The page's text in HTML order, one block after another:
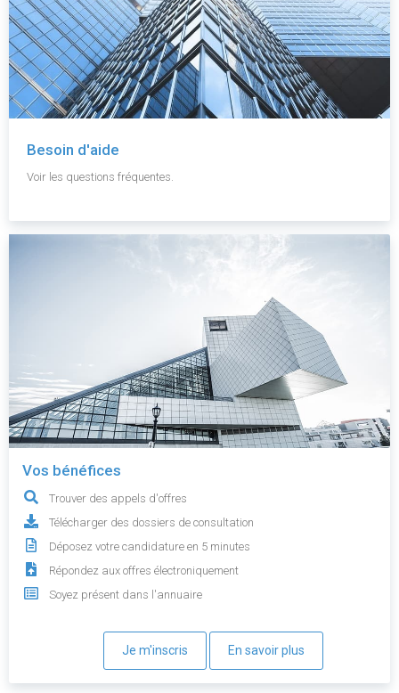
Besoin d'aide
Voir les questions fréquentes.
Vos bénéfices
Trouver des appels d'offres
Télécharger des dossiers de consultation
Déposez votre candidature en 5 minutes
Répondez aux offres électroniquement
Soyez présent dans l'annuaire
Je m'inscris En savoir plus